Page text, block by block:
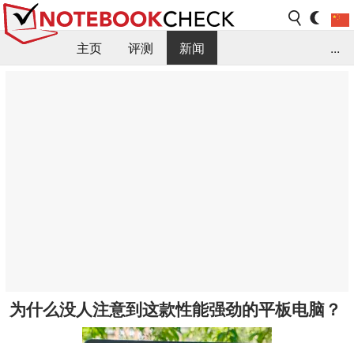
主页 评测
新闻
...
为什么没人注意到这款性能强劲的平板电脑？